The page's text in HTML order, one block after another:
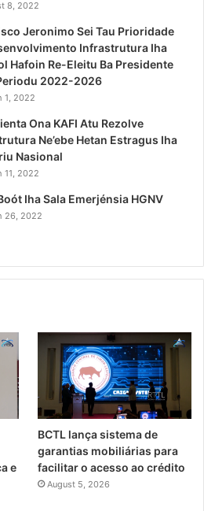
8, 2022
Jeronimo Sei Tau Prioridade
Infrastrutura Iha
Hafoin Re-Eleitu Ba Presidente
2022-2026
1, 2022
Ona KAFI Atu Rezolve
Ne’ebe Hetan Estragus Iha
Nasional
11, 2022
Iha Sala Emerjénsia HGNV
26, 2022
e
BCTL lança sistema de
garantias mobiliárias para
facilitar o acesso ao crédito
August 5, 2026